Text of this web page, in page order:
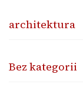
architektura
Bez kategorii